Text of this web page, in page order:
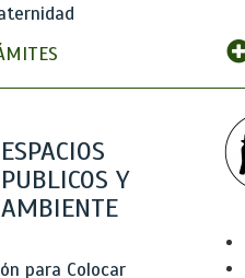
ESPACIOS
PUBLICOS Y
AMBIENTE
para Colocar